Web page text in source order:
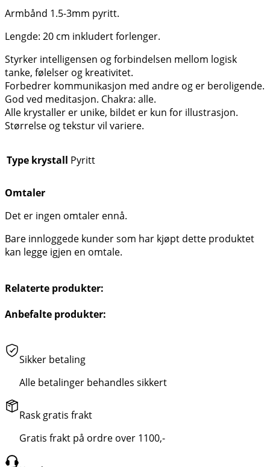
Armbånd 1.5-3mm pyritt.
Lengde: 20 cm inkludert forlenger.
Styrker intelligensen og forbindelsen mellom logisk
tanke, følelser og kreativitet.
Forbedrer kommunikasjon med andre og er beroligende.
God ved meditasjon. Chakra: alle.
Alle krystaller er unike, bildet er kun for illustrasjon.
Størrelse og tekstur vil variere.
Type krystall Pyritt
Omtaler
Det er ingen omtaler ennå.
Bare innloggede kunder som har kjøpt dette produktet
kan legge igjen en omtale.
Relaterte produkter:
Anbefalte produkter:
Sikker betaling
Alle betalinger behandles sikkert
Rask gratis frakt
Gratis frakt på ordre over 1100,-